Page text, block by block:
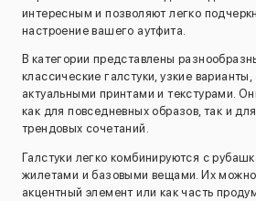
интересным и позволяют легко
настроение вашего аутфита.
В категории представлены
классические галстуки, узкие
актуальными принтами и текстурами.
как для повседневных образов, так и
трендовых сочетаний.
Галстуки легко комбинируются с
жилетами и базовыми вещами. Их можно
акцентный элемент или как часть